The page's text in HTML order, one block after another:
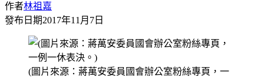
作者林祖嘉
發布日期2017年11月7日
(圖片來源：蔣萬安委員國會辦公室粉絲專頁，一